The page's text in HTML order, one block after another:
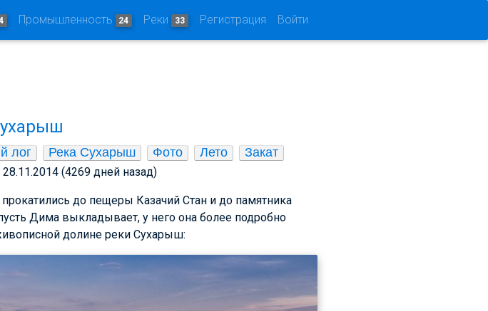
Промышленность 24 Реки 33 Регистрация Войти
лог Река Сухарыш Фото Лето Закат
28.11.2014 (4269 дней назад)
прокатились до пещеры Казачий Стан и до памятника
Дима выкладывает, у него она более подробно
долине реки Сухарыш: